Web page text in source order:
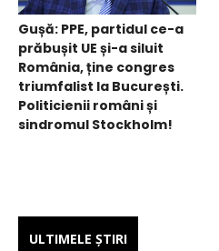
Gușă: PPE, partidul ce-a
prăbușit UE și-a siluit
România, ține congres
triumfalist la București.
Politicienii români și
sindromul Stockholm!
ULTIMELE ŞTIRI